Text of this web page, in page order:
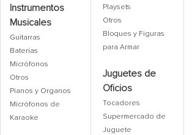
Instrumentos
Musicales
Guitarras
Baterías
Micrófonos
Otros
Pianos y Organos
Micrófonos de
Karaoke
Playsets
Otros
Bloques y Figuras
para Armar
Juguetes de
Oficios
Tocadores
Supermercado de
Juguete